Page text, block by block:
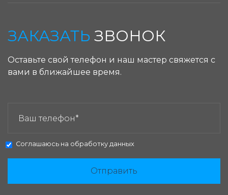
ЗАКАЗАТЬ ЗВОНОК
Оставьте свой телефон и наш мастер свяжется с
вами в ближайшее время.
Соглашаюсь на обработку данных
Отправить